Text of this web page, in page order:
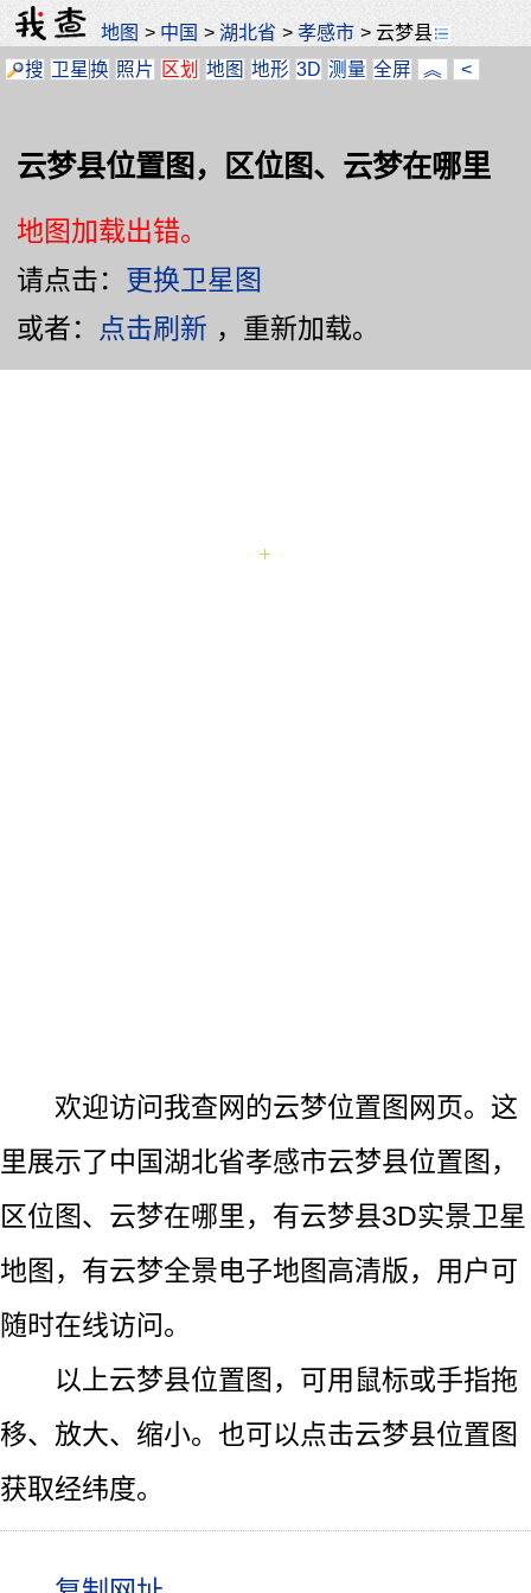
地图 > 中国 >湖北省 >孝感市 >云梦县
搜 卫星换 照片 区划 地图 地形 3D 测量 全屏 ︽ <
云梦县位置图，区位图、云梦在哪里
地图加载出错。
请点击： 更换卫星图
或者： 点击刷新 ，重新加载。
欢迎访问我查网的云梦位置图网页。这
里展示了中国湖北省孝感市云梦县位置图，
区位图、云梦在哪里，有云梦县3D实景卫星
地图，有云梦全景电子地图高清版，用户可
随时在线访问。
以上云梦县位置图，可用鼠标或手指拖
移、放大、缩小。也可以点击云梦县位置图
获取经纬度。